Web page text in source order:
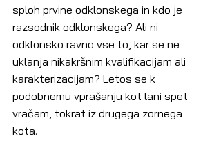
sploh prvine odklonskega in kdo je
razsodnik odklonskega? Ali ni
odklonsko ravno vse to, kar se ne
uklanja nikakršnim kvalifikacijam ali
karakterizacijam? Letos se k
podobnemu vprašanju kot lani spet
vračam, tokrat iz drugega zornega
kota.